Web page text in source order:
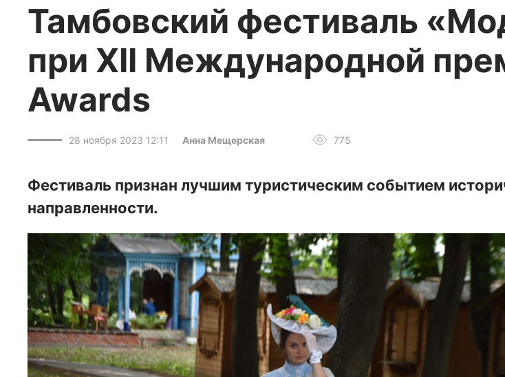
Тамбовский фестиваль
при XII Международной
Awards
28 ноября 2023 12:11 Анна Мещерская 775
Фестиваль признан лучшим туристическим событием
направленности.